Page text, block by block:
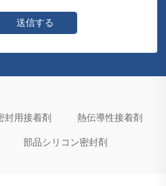
送信する
封用接着剤 熱伝導性接着剤
部品シリコン密封剤